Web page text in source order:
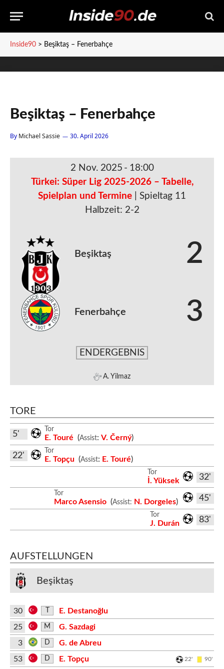
Inside90 > Beşiktaş – Fenerbahçe
Beşiktaş – Fenerbahçe
By Michael Sassie 30. April 2026
2 Nov. 2025 - 18:00
Türkei: Süper Lig 2025-2026 – Tabelle,
Spielplan und Termine
| Spieltag 11
Halbzeit: 2-2
Beşiktaş 2
Fenerbahçe 3
ENDERGEBNIS
A. Yilmaz
TORE
Tor
E. Touré (Assist: V. Černý)
5'
Tor
E. Topçu (Assist: E. Touré)
22'
32'
Tor
İ. Yüksek
45'
Tor
Marco Asensio (Assist: N. Dorgeles)
83'
Tor
J. Durán
AUFSTELLUNGEN
Beşiktaş
30
E. Destanoğlu
25
M
G. Sazdagi
3
D
G. de Abreu
53
D E. Topçu 22' 90'